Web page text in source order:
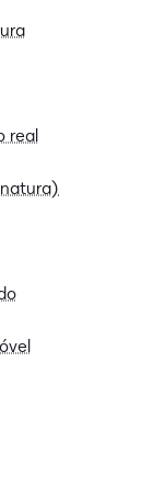
real